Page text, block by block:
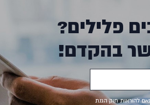
פלילים?
בהקדם!
להוראות חוק הגנת